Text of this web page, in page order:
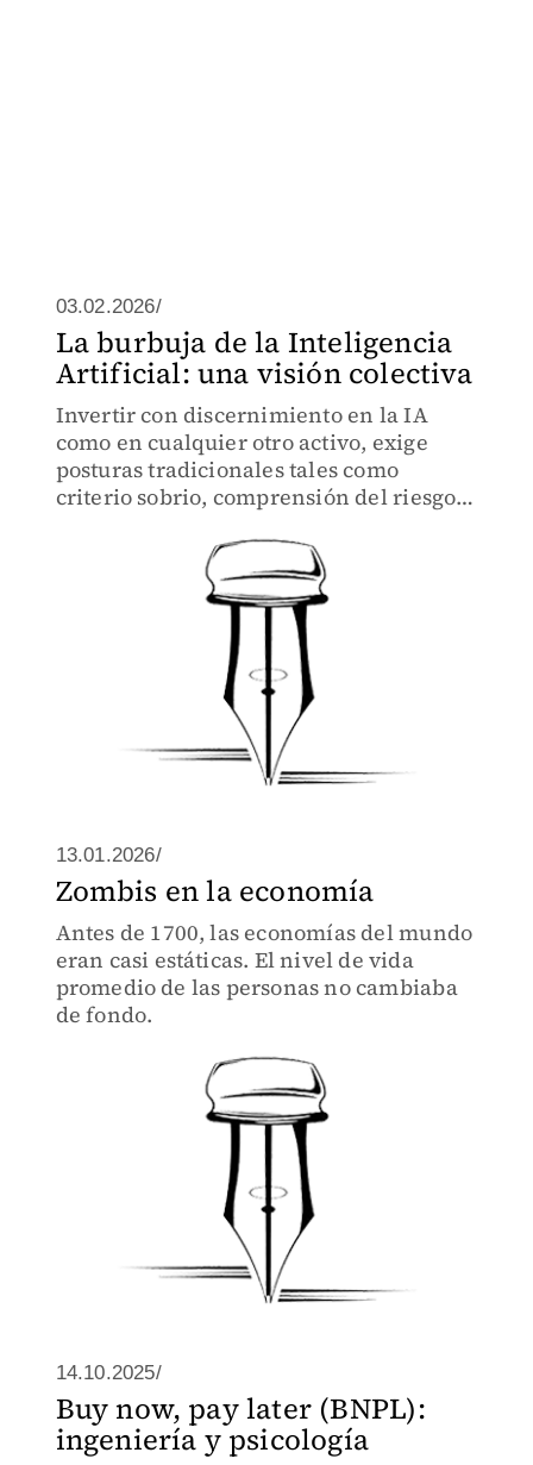
03.02.2026/
La burbuja de la Inteligencia
Artificial: una visión colectiva
Invertir con discernimiento en la IA
como en cualquier otro activo, exige
posturas tradicionales tales como
criterio sobrio, comprensión del riesgo y
13.01.2026/
Zombis en la economía
Antes de 1700, las economías del mundo
eran casi estáticas. El nivel de vida
promedio de las personas no cambiaba
de fondo.
14.10.2025/
Buy now, pay later (BNPL):
ingeniería y psicología